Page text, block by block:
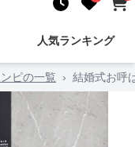
人気ランキング
ピの一覧 › 結婚式お呼